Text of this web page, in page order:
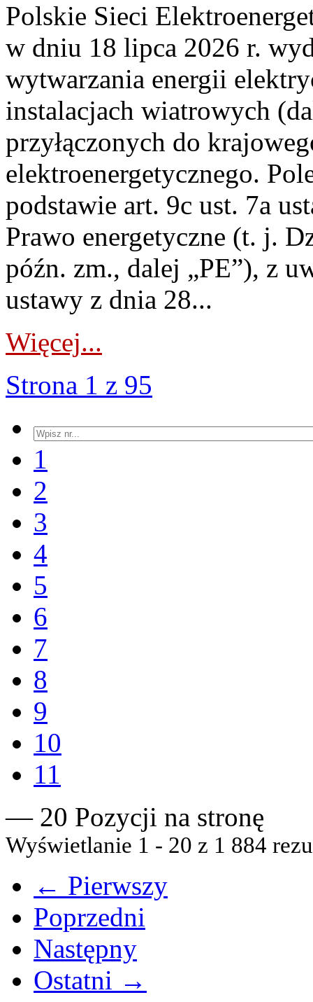
Polskie Sieci
w dniu 18 lipca 2026 r.
wytwarzania energii
instalacjach wiatrowych
przyłączonych do
elektroenergetycznego.
podstawie art. 9c ust. 7a
Prawo energetyczne (t. j.
późn. zm., dalej „PE”), z
ustawy z dnia 28...
Więcej...
Strona 1 z 95
1
2
3
4
5
6
7
8
9
10
11
— 20 Pozycji na stronę
Wyświetlanie 1 - 20 z 1 884
← Pierwszy
Poprzedni
Następny
Ostatni →